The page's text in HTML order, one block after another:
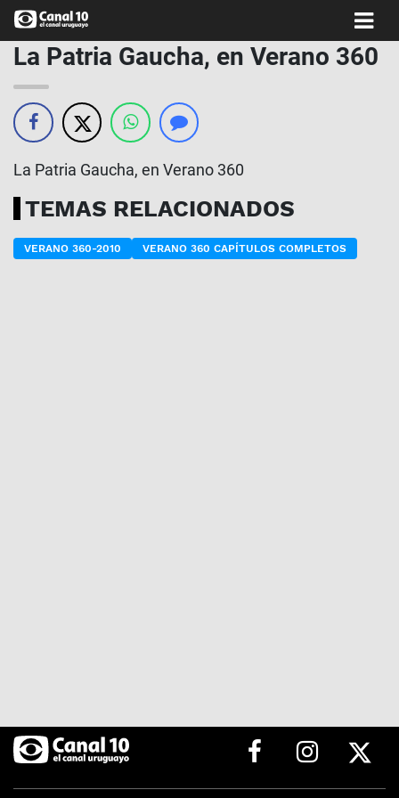
La Patria Gaucha, en Verano 360
La Patria Gaucha, en Verano 360
TEMAS RELACIONADOS
VERANO 360-2010 VERANO 360 CAPÍTULOS COMPLETOS